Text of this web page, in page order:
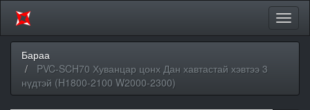
Бараа
PVC-SCH70 Хуванцар цонх Дан хавтастай хэвтээ 3
нүдтэй (H1800-2100 W2000-2300)